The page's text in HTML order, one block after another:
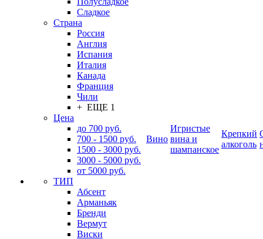
Сладкое
Страна
Россия
Англия
Испания
Италия
Канада
Франция
Чили
+ ЕЩЕ 1
Цена
до 700 руб.
700 - 1500 руб.
1500 - 3000 руб.
3000 - 5000 руб.
от 5000 руб.
ТИП
Абсент
Арманьяк
Бренди
Вермут
Виски
Вино
Игристые
вина и
шампанское
Крепкий
алкоголь